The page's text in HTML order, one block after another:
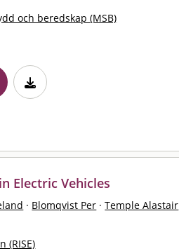
och beredskap (MSB)
Electric Vehicles
· Blomqvist Per · Temple Alastair
(RISE)